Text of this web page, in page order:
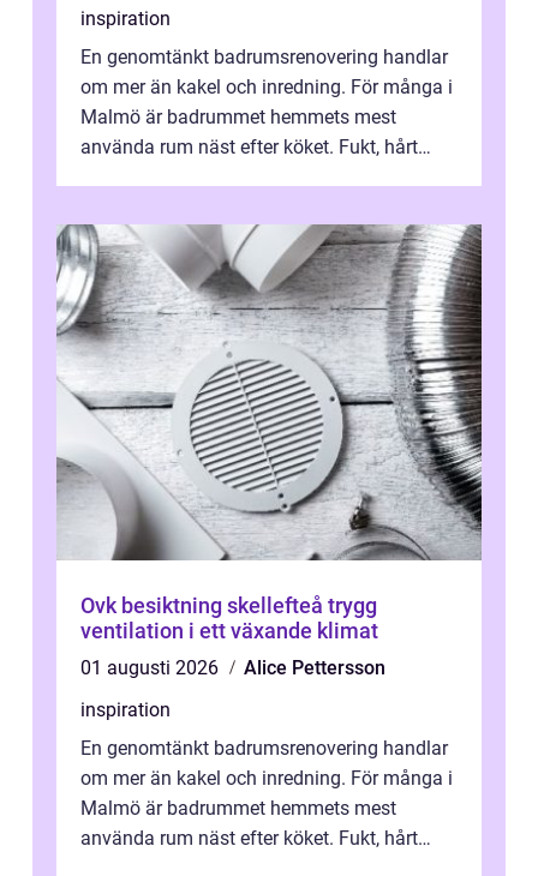
inspiration
En genomtänkt badrumsrenovering handlar
om mer än kakel och inredning. För många i
Malmö är badrummet hemmets mest
använda rum näst efter köket. Fukt, hårt
Ovk besiktning skellefteå trygg
ventilation i ett växande klimat
01 augusti 2026
Alice Pettersson
inspiration
En genomtänkt badrumsrenovering handlar
om mer än kakel och inredning. För många i
Malmö är badrummet hemmets mest
använda rum näst efter köket. Fukt, hårt